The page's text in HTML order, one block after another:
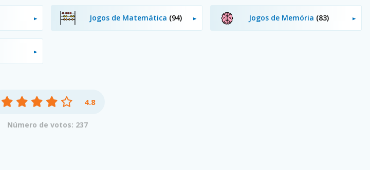
Jogos de Matemática (94) Jogos de Memória (83)
4.8
Número de votos: 237